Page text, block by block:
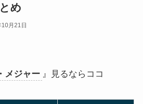
め
月21日
メジャー 』 見るならココ